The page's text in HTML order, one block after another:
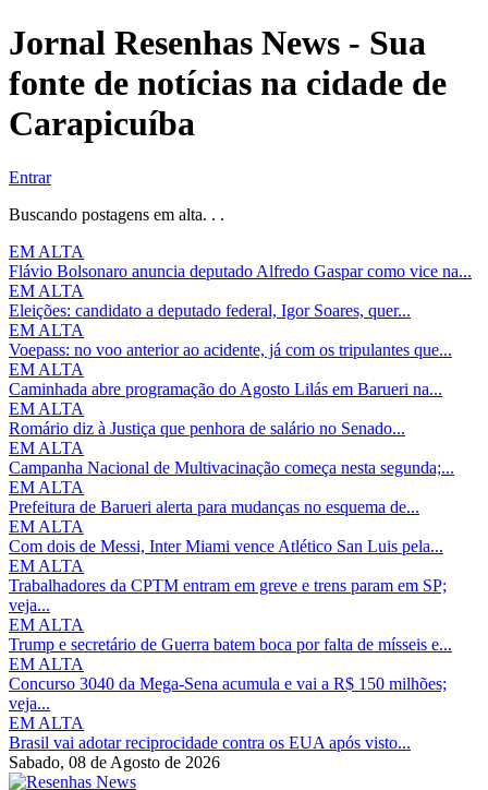
Jornal Resenhas News - Sua
fonte de notícias na cidade de
Carapicuíba
Entrar
Buscando postagens em alta. . .
EM ALTA
Flávio Bolsonaro anuncia deputado Alfredo Gaspar como vice na...
EM ALTA
Eleições: candidato a deputado federal, Igor Soares, quer...
EM ALTA
Voepass: no voo anterior ao acidente, já com os tripulantes que...
EM ALTA
Caminhada abre programação do Agosto Lilás em Barueri na...
EM ALTA
Romário diz à Justiça que penhora de salário no Senado...
EM ALTA
Campanha Nacional de Multivacinação começa nesta segunda;...
EM ALTA
Prefeitura de Barueri alerta para mudanças no esquema de...
EM ALTA
Com dois de Messi, Inter Miami vence Atlético San Luis pela...
EM ALTA
Trabalhadores da CPTM entram em greve e trens param em SP;
veja...
EM ALTA
Trump e secretário de Guerra batem boca por falta de mísseis e...
EM ALTA
Concurso 3040 da Mega-Sena acumula e vai a R$ 150 milhões;
veja...
EM ALTA
Brasil vai adotar reciprocidade contra os EUA após visto...
Sabado, 08 de Agosto de 2026